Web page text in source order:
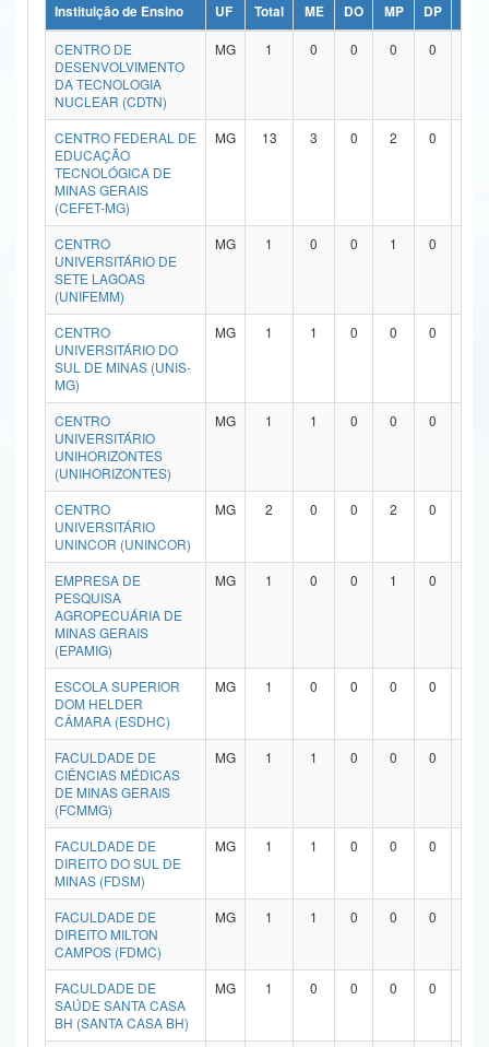
Ministério da Ciência, Tecnologia, Inovações e Comunicações
Ministério do Meio Ambiente
Ministério do Turismo
Ministério do Desenvolvimento Regional
Controladoria-Geral da União
Ministério da Mulher, da Família e dos Direitos Humanos
Secretaria-Geral
Secretaria de Governo
Gabinete de Segurança Institucional
Advocacia-Geral da União
Banco Central do Brasil
Instituição de Ensino UF Total ME DO MP DP
CENTRO DE
DESENVOLVIMENTO
DA TECNOLOGIA
NUCLEAR (CDTN)
MG 1 0 0 0 0
CENTRO FEDERAL DE
EDUCAÇÃO
TECNOLÓGICA DE
MINAS GERAIS
(CEFET-MG)
MG 13 3 0 2 0
CENTRO
UNIVERSITÁRIO DE
SETE LAGOAS
(UNIFEMM)
MG 1 0 0 1 0
CENTRO
UNIVERSITÁRIO DO
SUL DE MINAS (UNIS-
MG)
MG 1 1 0 0 0
CENTRO
UNIVERSITÁRIO
UNIHORIZONTES
(UNIHORIZONTES)
MG 1 1 0 0 0
CENTRO
UNIVERSITÁRIO
UNINCOR (UNINCOR)
MG 2 0 0 2 0
EMPRESA DE
PESQUISA
AGROPECUÁRIA DE
MINAS GERAIS
(EPAMIG)
MG 1 0 0 1 0
ESCOLA SUPERIOR
DOM HELDER
CÂMARA (ESDHC)
MG 1 0 0 0 0
FACULDADE DE
CIÊNCIAS MÉDICAS
DE MINAS GERAIS
(FCMMG)
MG 1 1 0 0 0
FACULDADE DE
DIREITO DO SUL DE
MINAS (FDSM)
MG 1 1 0 0 0
FACULDADE DE
DIREITO MILTON
CAMPOS (FDMC)
MG 1 1 0 0 0
FACULDADE DE
SAÚDE SANTA CASA
BH (SANTA CASA BH)
MG 1 0 0 0 0